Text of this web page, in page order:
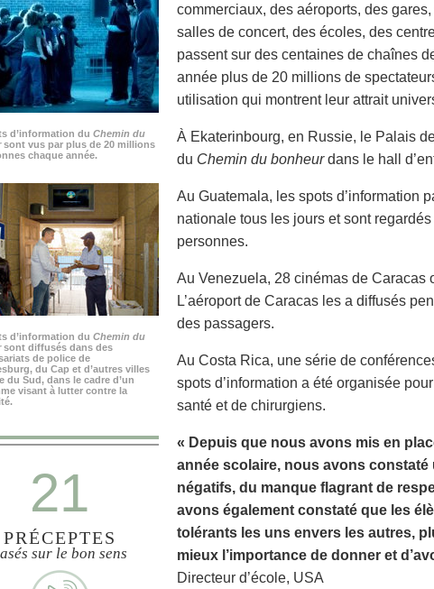
d’information du Chemin du
sont vus par plus de 20 millions
chaque année.
d’information du Chemin du
sont diffusés dans des
de police de
du Cap et d’autres villes
du Sud, dans le cadre d’un
visant à lutter contre la
commerciaux, des aéroports, des
salles de concert, des écoles, des
passent sur des centaines de chaînes
année plus de 20 millions de
utilisation qui montrent leur attrait
À Ekaterinbourg, en Russie, le Palais
du Chemin du bonheurdans le hall
Au Guatemala, les spots d’information
nationale tous les jours et sont
personnes.
Au Venezuela, 28 cinémas de Caracas
L’aéroport de Caracas les a diffusés
des passagers.
Au Costa Rica, une série de
spots d’information a été organisée
santé et de chirurgiens.
21
PRÉCEPTES
sur le bon sens
« Depuis que nous avons mis en
année scolaire, nous avons
négatifs, du manque flagrant de
avons également constaté que les
tolérants les uns envers les autres,
mieux l’importance de donner et
Directeur d’école, USA